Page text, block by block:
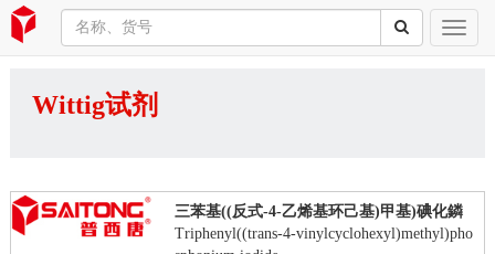
Wittig试剂
三苯基((反式-4-乙烯基环己基)甲基)碘化鏻
Triphenyl((trans-4-vinylcyclohexyl)methyl)pho